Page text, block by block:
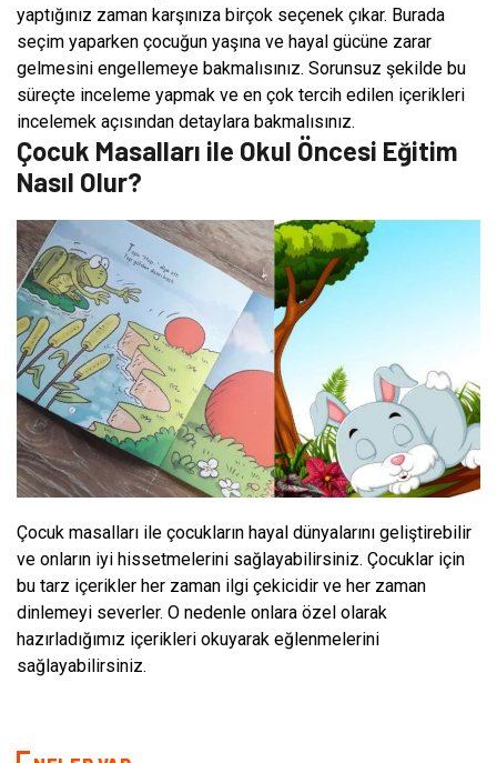
yaptığınız zaman karşınıza birçok seçenek çıkar. Burada
seçim yaparken çocuğun yaşına ve hayal gücüne zarar
gelmesini engellemeye bakmalısınız. Sorunsuz şekilde bu
süreçte inceleme yapmak ve en çok tercih edilen içerikleri
incelemek açısından detaylara bakmalısınız.
Çocuk Masalları ile Okul Öncesi Eğitim
Nasıl Olur?
Çocuk masalları ile çocukların hayal dünyalarını geliştirebilir
ve onların iyi hissetmelerini sağlayabilirsiniz. Çocuklar için
bu tarz içerikler her zaman ilgi çekicidir ve her zaman
dinlemeyi severler. O nedenle onlara özel olarak
hazırladığımız içerikleri okuyarak eğlenmelerini
sağlayabilirsiniz.